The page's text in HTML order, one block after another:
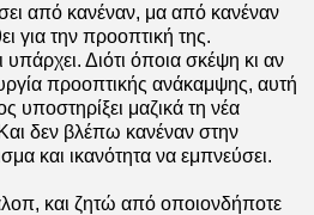
από κανέναν, μα από κανέναν
για την προοπτική της.
Διότι όποια σκέψη κι αν
προοπτικής ανάκαμψης, αυτή
υποστηρίξει μαζικά τη νέα
δεν βλέπω κανέναν στην
και ικανότητα να εμπνεύσει.
και ζητώ από οποιονδήποτε